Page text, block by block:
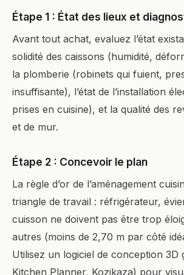
Étape 1 : État des lieux et
Avant tout achat, evaluez l’état
solidité des caissons (humidité,
la plomberie (robinets qui fuient,
insuffisante), l’état de l’installation
prises en cuisine), et la qualité des
et de mur.
Étape 2 : Concevoir le plan
La règle d’or de l’aménagement
triangle de travail : réfrigérateur,
cuisson ne doivent pas être trop
autres (moins de 2,70 m par côté
Utilisez un logiciel de conception 3D
Kitchen Planner, Kozikaza) pour